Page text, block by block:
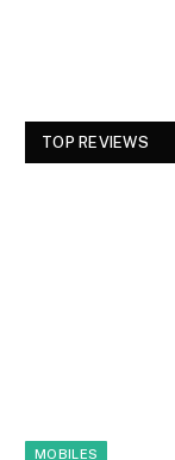
TOP REVIEWS
MOBILES